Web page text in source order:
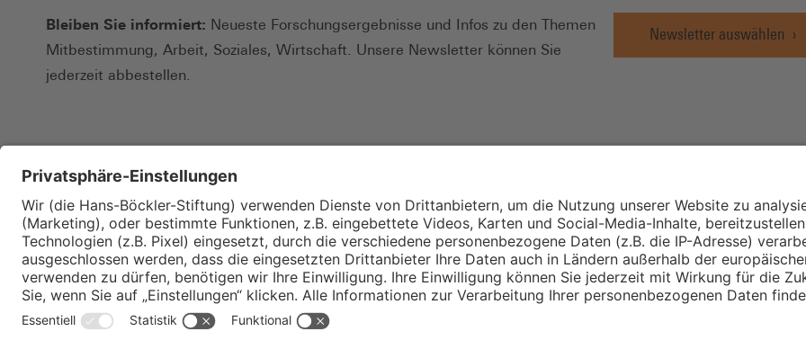
Bleiben Sie informiert: Neueste Forschungsergebnisse und Infos zu den Themen
Mitbestimmung, Arbeit, Soziales, Wirtschaft. Unsere Newsletter können Sie
jederzeit abbestellen.
Newsletter auswählen
Kontakt
Merkzettel
Impressum
Datenschutz
Wirtschafts- und
Institut